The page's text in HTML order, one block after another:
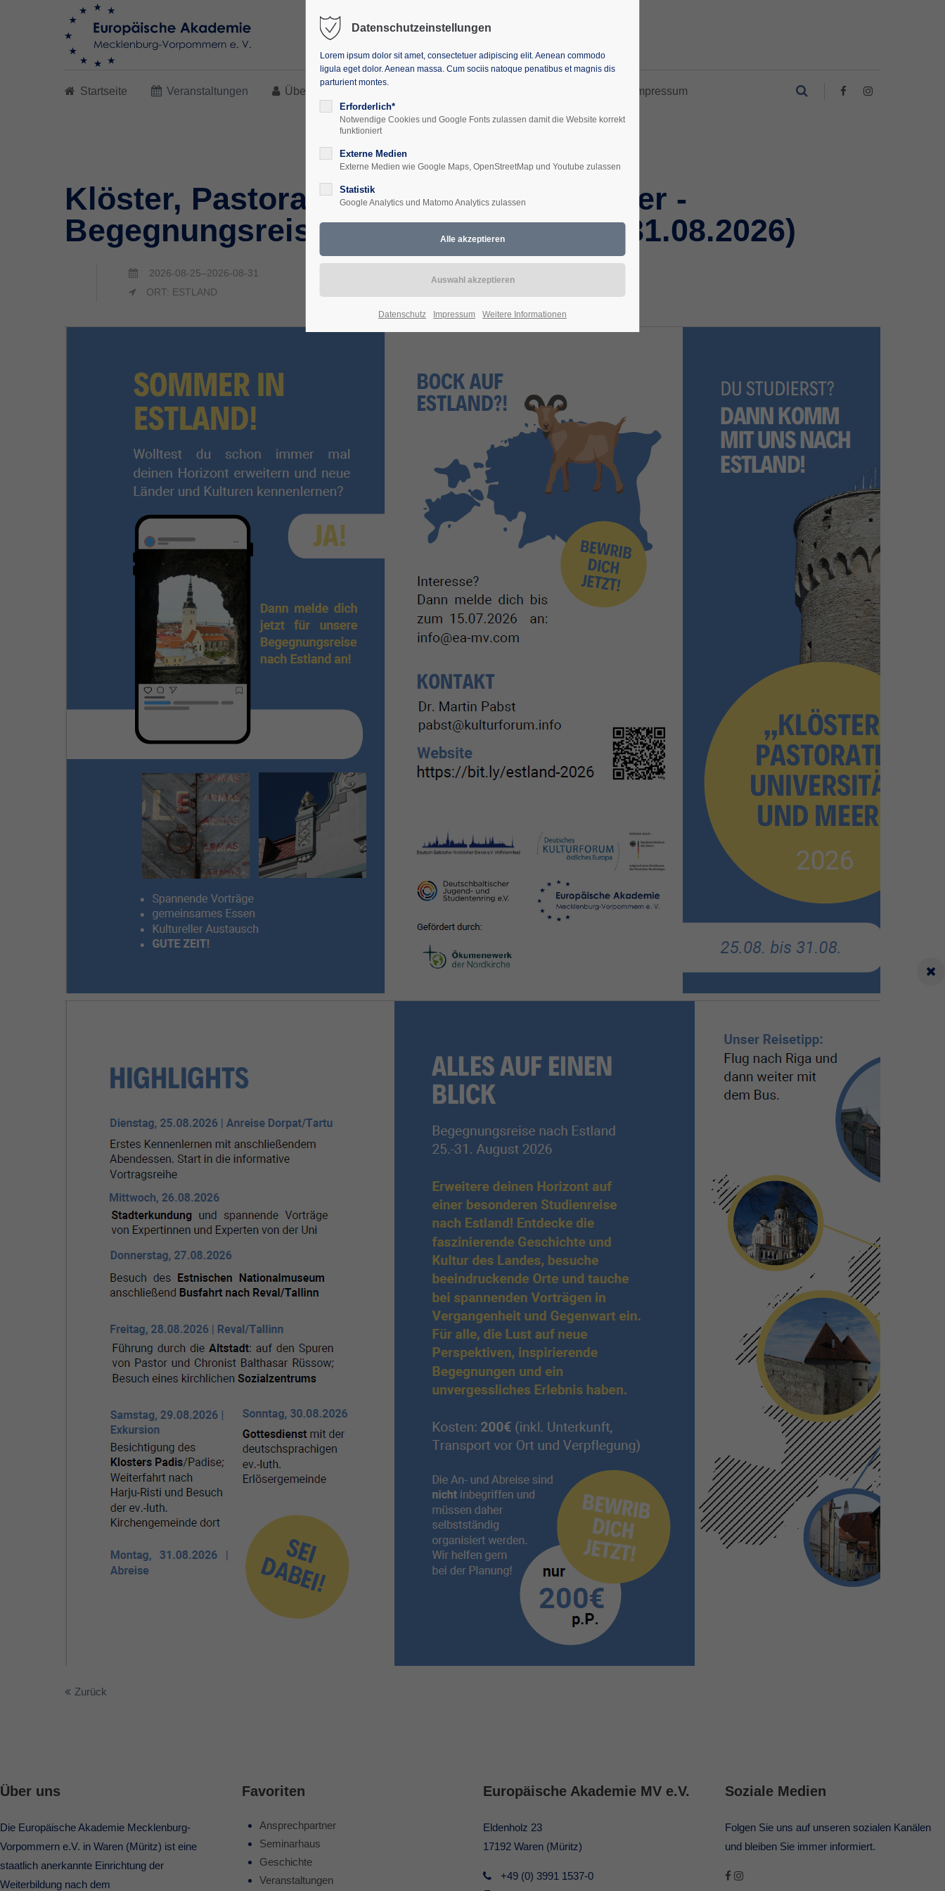
Startseite Veranstaltungen Über uns Impressum
Klöster, Pastorate, Universität und Meer -
Begegnungsreise in Estland (25.08. - 31.08.2026)
2026-08-25–2026-08-31
ORT: ESTLAND
Zurück
Datenschutzeinstellungen
Lorem ipsum dolor sit amet, consectetuer adipiscing elit. Aenean commodo
ligula eget dolor. Aenean massa. Cum sociis natoque penatibus et magnis dis
parturient montes.
Erforderlich*
Notwendige Cookies und Google Fonts zulassen damit die Website korrekt
funktioniert
Externe Medien
Externe Medien wie Google Maps, OpenStreetMap und Youtube zulassen
Statistik
Google Analytics und Matomo Analytics zulassen
Datenschutz Impressum Weitere Informationen
Über uns
Die Europäische Akademie Mecklenburg-
Vorpommern e.V. in Waren (Müritz) ist eine
staatlich anerkannte Einrichtung der
Weiterbildung nach dem
Favoriten
Ansprechpartner
Seminarhaus
Geschichte
Veranstaltungen
Europäische Akademie MV e.V.
Eldenholz 23
17192 Waren (Müritz)
+49 (0) 3991 1537-0
Soziale Medien
Folgen Sie uns auf unseren sozialen Kanälen
und bleiben Sie immer informiert.